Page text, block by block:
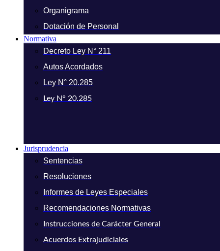
Organigrama
Dotación de Personal
Normativa
Decreto Ley N° 211
Autos Acordados
Ley N° 20.285
Ley N° 20.285
Jurisprudencia
Sentencias
Resoluciones
Informes de Leyes Especiales
Recomendaciones Normativas
Instrucciones de Carácter General
Acuerdos Extrajudiciales